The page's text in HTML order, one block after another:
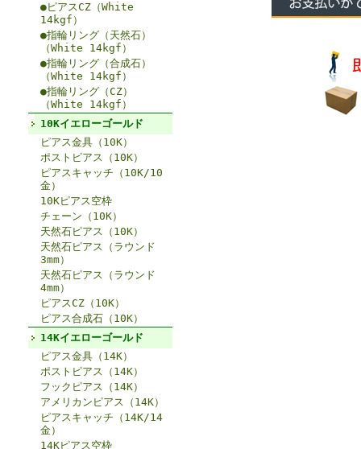
●ピアスCZ（White
14kgf）
●指輪リング（天然石）
（White 14kgf）
●指輪リング（合成石）
（White 14kgf）
●指輪リング（CZ）
（White 14kgf）
10Kイエローゴールド
ピアス金具（10K）
ポストピアス（10K）
ピアスキャッチ（10K/10
金）
10Kピアス空枠
チェーン（10K）
天然石ピアス（10K）
天然石ピアス（ラウンド
3mm）
天然石ピアス（ラウンド
4mm）
ピアスCZ（10K）
ピアス合成石（10K）
14Kイエローゴールド
ピアス金具（14K）
ポストピアス（14K）
フックピアス（14K）
アメリカンピアス（14K）
ピアスキャッチ（14K/14
金）
14Kピアス空枠